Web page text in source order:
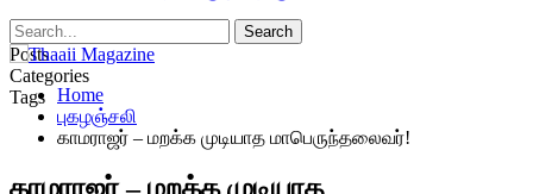
Posts
Categories
Tags Home
புகழஞ்சலி
காமராஜர் – மறக்க முடியாத மாபெருந்தலைவர்!